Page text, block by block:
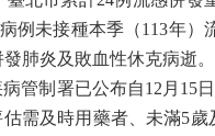
例未接種本季（113年）
肺炎及敗血性休克病逝。
管制署已公布自12 月 15
需及時用藥者、未滿5歲